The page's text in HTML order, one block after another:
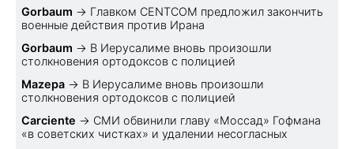
Gorbaum → Главком CENTCOM предложил закончить
военные действия против Ирана
Gorbaum → В Иерусалиме вновь произошли
столкновения ортодоксов с полицией
Mazepa → В Иерусалиме вновь произошли
столкновения ортодоксов с полицией
Carciente → СМИ обвинили главу «Моссад» Гофмана
«в советских чистках» и удалении несогласных